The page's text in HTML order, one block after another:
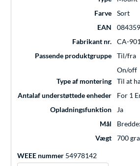
Farve
Sort
EAN
Fabrikant nr.
CA-
Passende produktgruppe
Til/fra
On/off
Type af montering
Til at
Antalaf understøttede enheder
For 1
Opladningsfunktion
Ja
Mål
Vægt
700
WEEE nummer 54978142